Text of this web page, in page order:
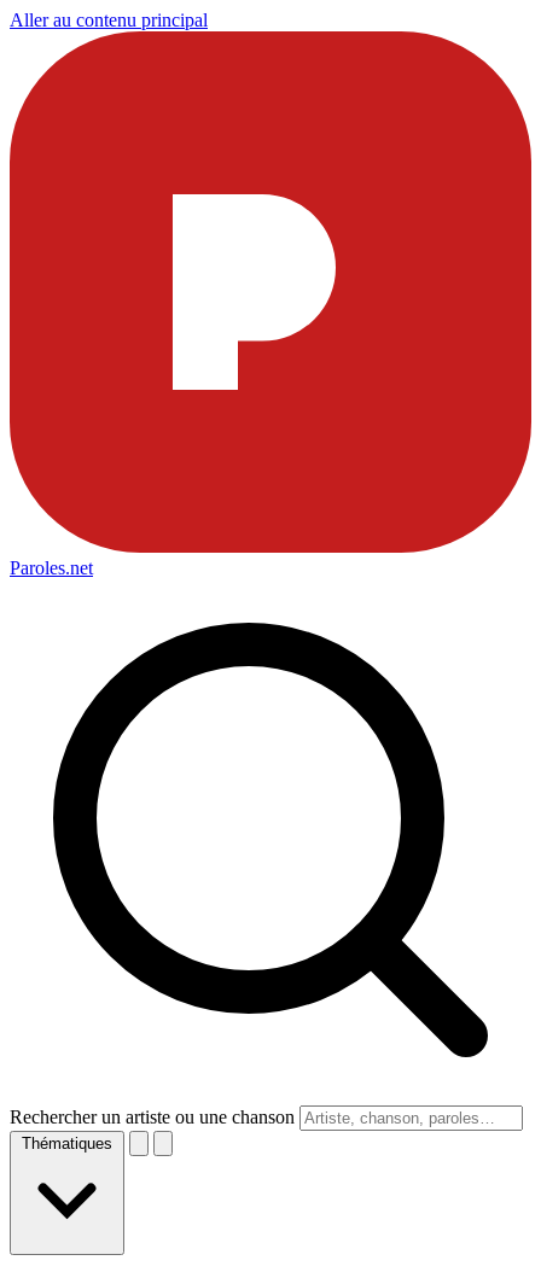
Aller au contenu principal
Paroles.net
Rechercher un artiste ou une chanson
Thématiques